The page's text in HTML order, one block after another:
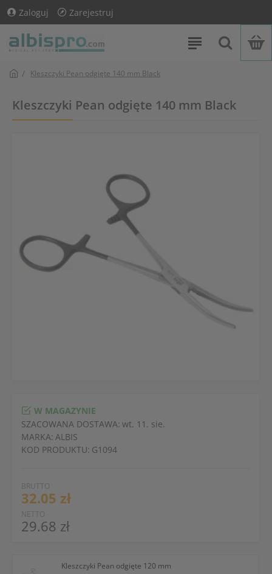
Zaloguj Zarejestruj
Kleszczyki Pean odgięte 140 mm Black
Kleszczyki Pean odgięte 140 mm Black
BRUTTO
32.05 zł
NETTO
29.68 zł
W MAGAZYNIE
SZACOWANA DOSTAWA: wt. 11. sie.
MARKA: ALBIS
KOD PRODUKTU: G1094
Kleszczyki Pean odgięte 120 mm